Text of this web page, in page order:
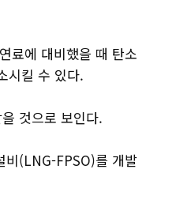
료에 대비했을 때 탄소
시킬 수 있다.
것으로 보인다.
비(LNG-FPSO)를 개발